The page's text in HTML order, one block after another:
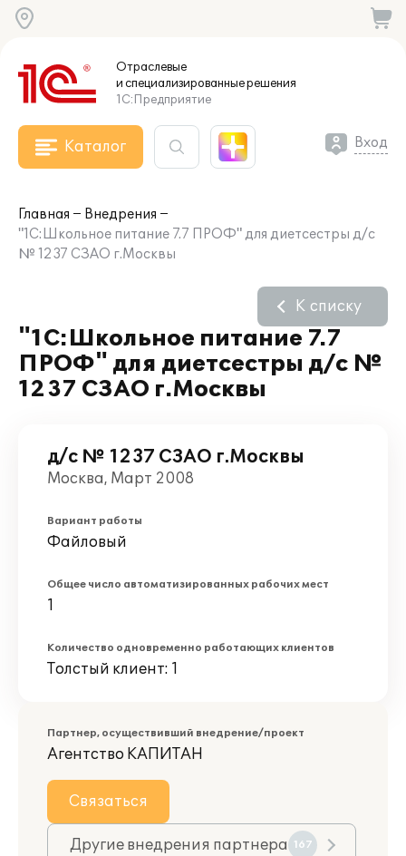
Отраслевые
и специализированныерешения
1С:Предприятие
Каталог Вход
Главная
Внедрения
"1С:Школьное питание 7.7 ПРОФ" для диетсестры д/с
№ 1237 СЗАО г.Москвы
"1С:Школьное питание 7.7
ПРОФ" для диетсестры д/с №
1237 СЗАО г.Москвы
К списку
д/с № 1237 СЗАО г.Москвы
Москва, Март 2008
Вариант работы
Файловый
Общее число автоматизированных рабочих мест
1
Количество одновременно работающих клиентов
Толстый клиент: 1
Партнер, осуществивший внедрение/проект
Агентство КАПИТАН
Связаться
Другие внедрения партнера 167